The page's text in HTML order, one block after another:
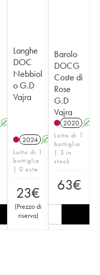
A
Langhe
DOC
Nebbiol
o G.D
Vajra
2024 A
Lotto di 1
bottiglia
| 0 aste
23€
(Prezzo di
riserva)
Barolo
DOCG
Coste di
Rose
G.D
Vajra
2020 A
Lotto di 1
bottiglia
| 3 in
stock
63€